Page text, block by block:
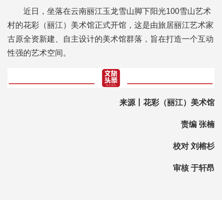
近日，坐落在云南丽江玉龙雪山脚下阳光100雪山艺术
村的花彩（丽江）美术馆正式开馆，这是由旅居丽江艺术家
古原全资新建、自主设计的美术馆群落，旨在打造一个互动
性强的艺术空间。
来源丨花彩（丽江）美术馆
责编 张楠
校对 刘榕杉
审核 于轩昂